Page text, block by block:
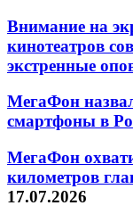
Внимание на
кинотеатров
экстренные
МегаФон
смартфоны в
МегаФон
километров
17.07.2026